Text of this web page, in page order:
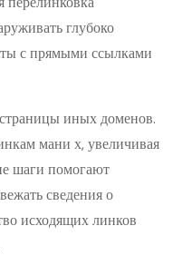
глубоко
с прямыми ссылками
иных доменов.
мани х, увеличивая
шаги помогают
сведения о
исходящих линков